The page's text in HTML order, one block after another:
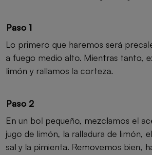
Paso 1
Lo primero que haremos será
a fuego medio alto. Mientras tanto,
limón y rallamos la corteza.
Paso 2
En un bol pequeño, mezclamos el
jugo de limón, la ralladura de limón,
sal y la pimienta. Removemos bien,